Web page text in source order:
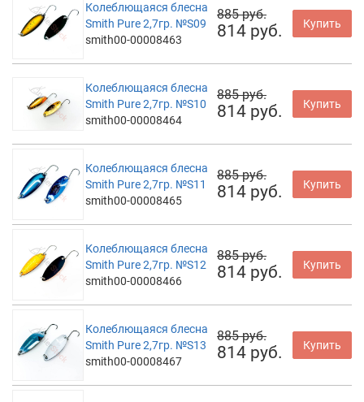
Колеблющаяся блесна
Smith Pure 2,7гр. №S09
smith00-00008463
885 руб.
814 руб. Купить
Колеблющаяся блесна
Smith Pure 2,7гр. №S10
smith00-00008464
885 руб.
814 руб. Купить
Колеблющаяся блесна
Smith Pure 2,7гр. №S11
smith00-00008465
885 руб.
814 руб. Купить
Колеблющаяся блесна
Smith Pure 2,7гр. №S12
smith00-00008466
885 руб.
814 руб. Купить
Колеблющаяся блесна
Smith Pure 2,7гр. №S13
smith00-00008467
885 руб.
814 руб. Купить